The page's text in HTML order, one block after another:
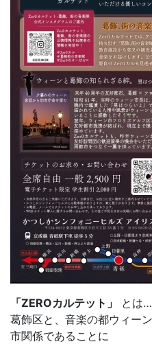
「ZEROカルテット」
とは…
葛飾区と、音楽の都ウィー
市関係であることに